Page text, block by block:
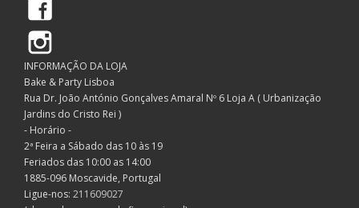
INFORMAÇÃO DA LOJA
Bake & Party Lisboa
Rua Dr. João António Gonçalves Amaral Nº 6 Loja A ( Urbanização
Jardins do Cristo Rei )
- Horário -
2ª Feira a Sábado das 10 às 19
Feriados das 10:00 as 14:00
1885-096 Moscavide, Portugal
Ligue-nos: 211609027